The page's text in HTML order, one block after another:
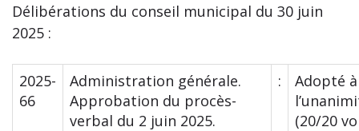
Délibérations du conseil municipal du 30 juin
2025 :
2025-
66
Administration générale.
Approbation du procès-
verbal du 2 juin 2025.
:
Adopté à
(20/20